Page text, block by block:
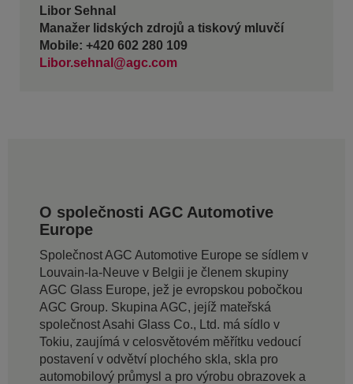
Libor Sehnal
Manažer lidských zdrojů a tiskový mluvčí
Mobile: +420 602 280 109
Libor.sehnal@agc.com
O společnosti AGC Automotive
Europe
Společnost AGC Automotive Europe se sídlem v
Louvain-la-Neuve v Belgii je členem skupiny
AGC Glass Europe, jež je evropskou pobočkou
AGC Group. Skupina AGC, jejíž mateřská
společnost Asahi Glass Co., Ltd. má sídlo v
Tokiu, zaujímá v celosvětovém měřítku vedoucí
postavení v odvětví plochého skla, skla pro
automobilový průmysl a pro výrobu obrazovek a